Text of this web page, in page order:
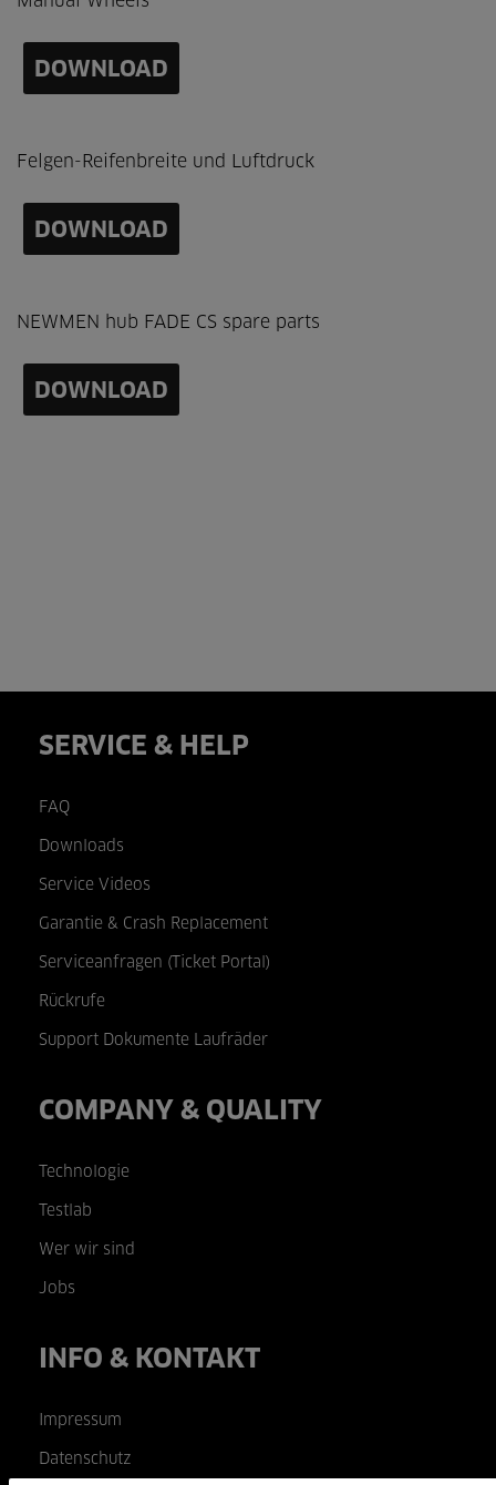
DOWNLOAD
Felgen-Reifenbreite und Luftdruck
DOWNLOAD
NEWMEN hub FADE CS spare parts
DOWNLOAD
SERVICE & HELP
FAQ
Downloads
Service Videos
Garantie & Crash Replacement
Serviceanfragen (Ticket Portal)
Rückrufe
Support Dokumente Laufräder
COMPANY & QUALITY
Technologie
Testlab
Wer wir sind
Jobs
INFO & KONTAKT
Impressum
Datenschutz